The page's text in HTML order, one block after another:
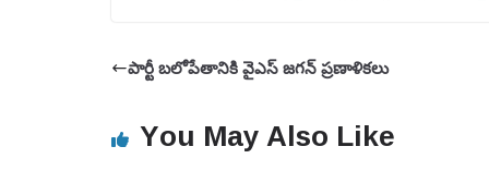
పార్టీ బలోపేతానికి వైఎస్ జగన్ ప్రణాళికలు
You May Also Like